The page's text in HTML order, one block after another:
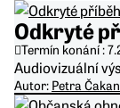
Odkryté
Termín konání :
Audiovizuální
Autor: Petra